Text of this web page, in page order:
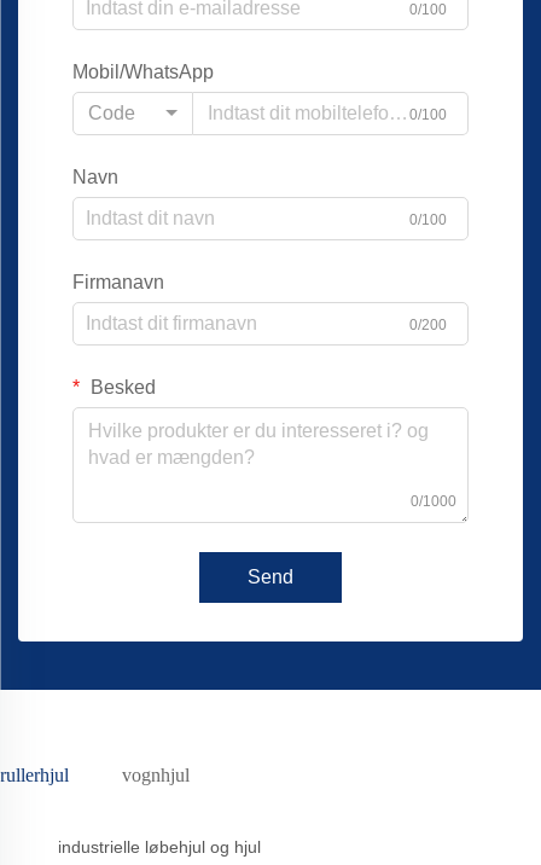
0/100
Mobil/WhatsApp
Code
0/100
Navn
0/100
Firmanavn
0/200
Besked
0/1000
Send
rullerhjul vognhjul
industrielle løbehjul og hjul